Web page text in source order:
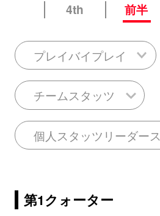
4th
前半
プレイバイプレイ
チームスタッツ
個人スタッツリーダース
第1クォーター